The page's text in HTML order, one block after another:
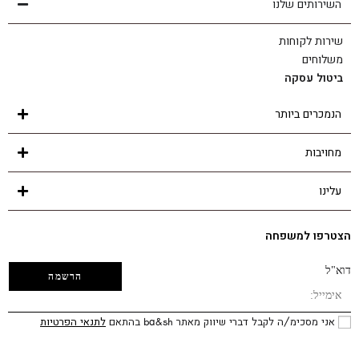
השירותים שלנו
שירות לקוחות
משלוחים
ביטול עסקה
הנמכרים ביותר
מחויבות
עלינו
הצטרפו למשפחה
דוא"ל
אני מסכימ/ה לקבל דברי שיווק מאתר ba&sh בהתאם לתנאי הפרטיות